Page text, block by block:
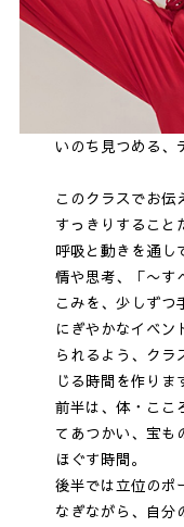
いのち見つめる、
このクラスでお伝
すっきりすること
呼吸と動きを通し
情や思考、「〜す
こみを、少しずつ
にぎやかなイベン
られるよう、クラ
じる時間を作りま
前半は、体・ここ
てあつかい、宝も
ほぐす時間。
後半では立位のポ
なぎながら、自分